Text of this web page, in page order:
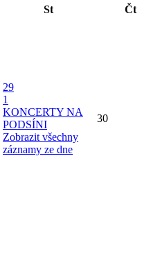
St Čt
29
1
KONCERTY NA
PODSÍNI
Zobrazit všechny
záznamy ze dne
30